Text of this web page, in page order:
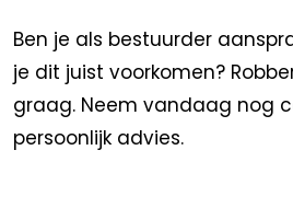
Ben je als bestuurder
je dit juist voorkomen?
graag. Neem vandaag nog
persoonlijk advies.